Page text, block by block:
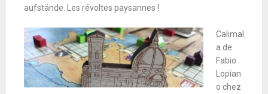
aufstände. Les révoltes paysannes !
Calimal
a de
Fabio
Lopian
o chez